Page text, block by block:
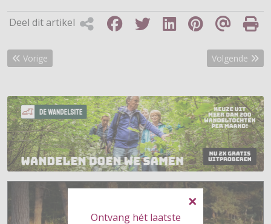
Ontvang hét laatste
Deel dit artikel
Vorig artikel: Op pelgrimstocht in Overijssel
Vorige Volgende
Volgende